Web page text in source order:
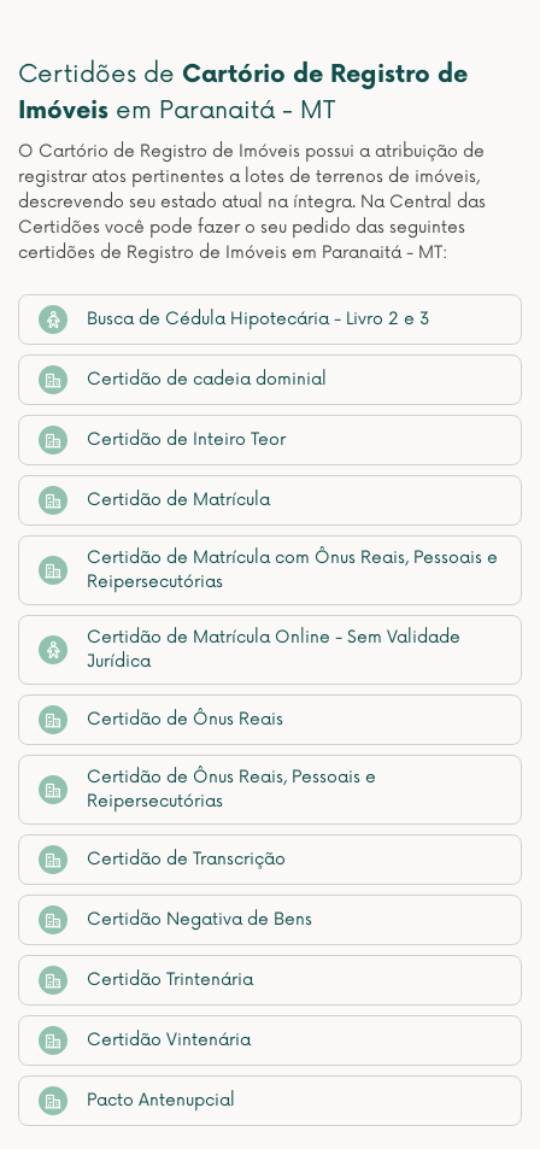
Certidões de Cartório de Registro de
Imóveis em Paranaitá - MT
O Cartório de Registro de Imóveis possui a atribuição de
registrar atos pertinentes a lotes de terrenos de imóveis,
descrevendo seu estado atual na íntegra. Na Central das
Certidões você pode fazer o seu pedido das seguintes
certidões de Registro de Imóveis em Paranaitá - MT:
Busca de Cédula Hipotecária - Livro 2 e 3
Certidão de cadeia dominial
Certidão de Inteiro Teor
Certidão de Matrícula
Certidão de Matrícula com Ônus Reais, Pessoais e
Reipersecutórias
Certidão de Matrícula Online - Sem Validade
Jurídica
Certidão de Ônus Reais
Certidão de Ônus Reais, Pessoais e
Reipersecutórias
Certidão de Transcrição
Certidão Negativa de Bens
Certidão Trintenária
Certidão Vintenária
Pacto Antenupcial